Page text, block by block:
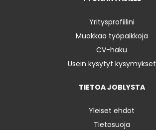
Yritysprofiilini
Muokkaa työpaikkoja
CV-haku
Usein kysytyt kysymykset
TIETOA JOBLYSTA
Yleiset ehdot
Tietosuoja